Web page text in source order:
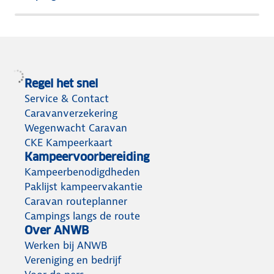
Regel het snel
Service & Contact
Caravanverzekering
Wegenwacht Caravan
CKE Kampeerkaart
Kampeervoorbereiding
Kampeerbenodigdheden
Paklijst kampeervakantie
Caravan routeplanner
Campings langs de route
Over ANWB
Werken bij ANWB
Vereniging en bedrijf